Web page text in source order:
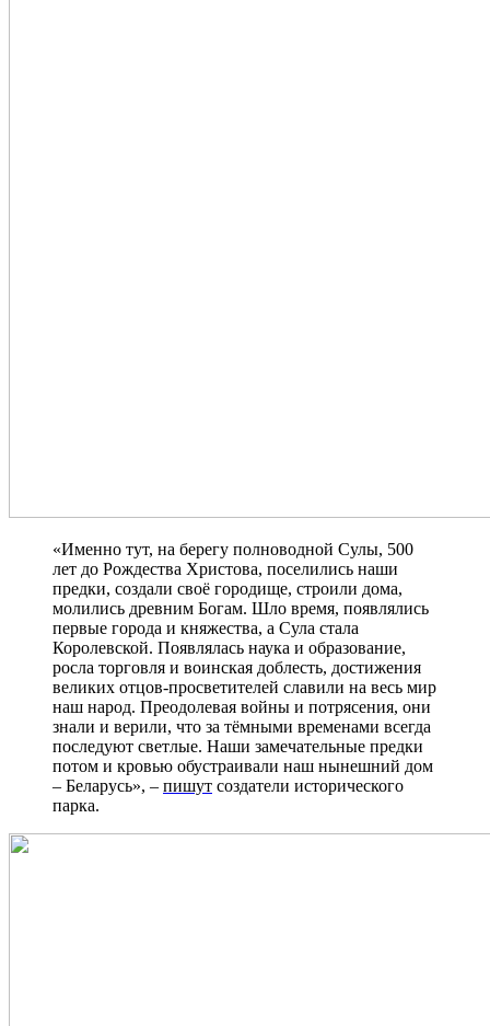
«Именно тут, на берегу полноводной Сулы, 500
лет до Рождества Христова, поселились наши
предки, создали своё городище, строили дома,
молились древним Богам. Шло время, появлялись
первые города и княжества, а Сула стала
Королевской. Появлялась наука и образование,
росла торговля и воинская доблесть, достижения
великих отцов-просветителей славили на весь мир
наш народ. Преодолевая войны и потрясения, они
знали и верили, что за тёмными временами всегда
последуют светлые. Наши замечательные предки
потом и кровью обустраивали наш нынешний дом
– Беларусь», – пишут создатели исторического
парка.